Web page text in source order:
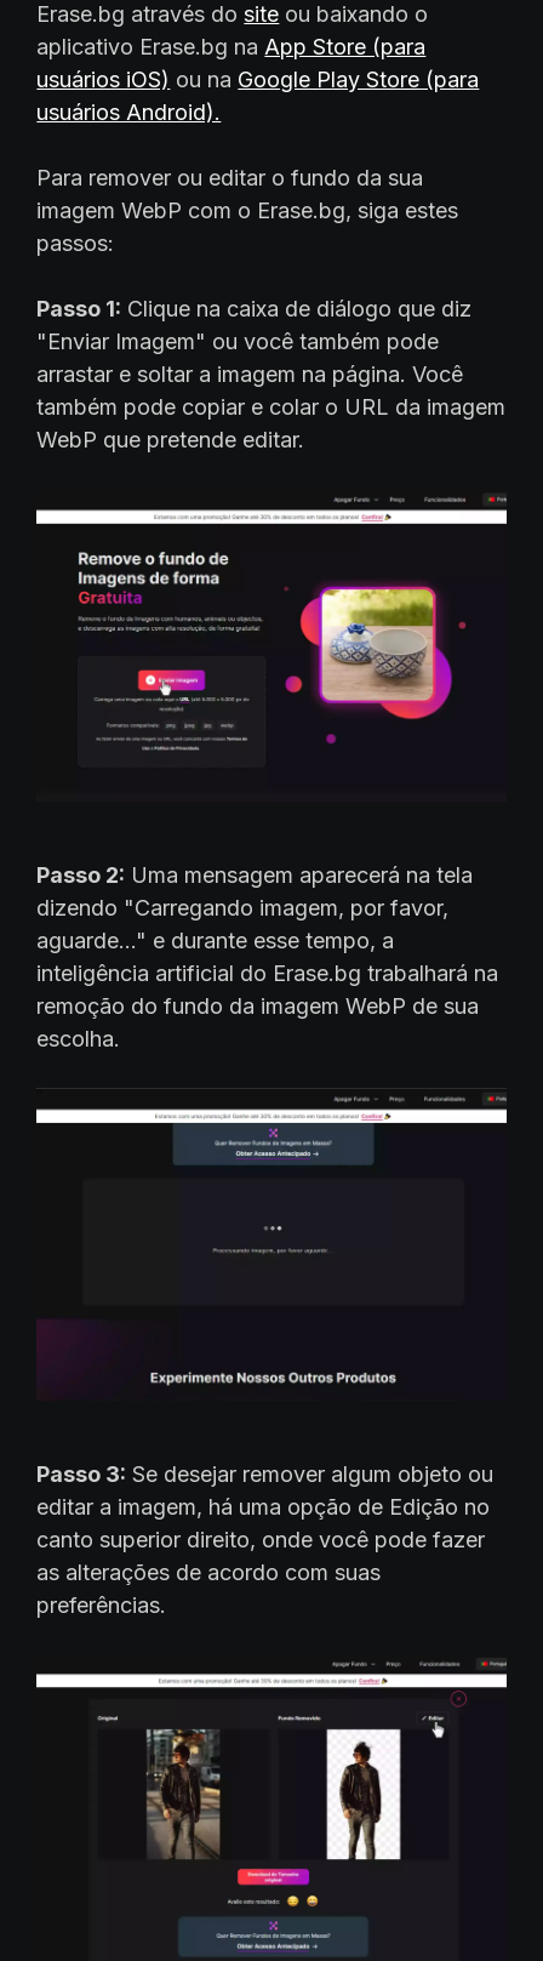
Erase.bg através dosite ou baixando o
aplicativo Erase.bg na App Store (para
usuários iOS) ou na Google Play Store (para
usuários Android).
Para remover ou editar o fundo da sua
imagem WebP com o Erase.bg, siga estes
passos:
Passo 1: Clique na caixa de diálogo que diz
"Enviar Imagem" ou você também pode
arrastar e soltar a imagem na página. Você
também pode copiar e colar o URL da imagem
WebP que pretende editar.
Passo 2: Uma mensagem aparecerá na tela
dizendo "Carregando imagem, por favor,
aguarde..." e durante esse tempo, a
inteligência artificial do Erase.bg trabalhará na
remoção do fundo da imagem WebP de sua
escolha.
Passo 3: Se desejar remover algum objeto ou
editar a imagem, há uma opção de Edição no
canto superior direito, onde você pode fazer
as alterações de acordo com suas
preferências.